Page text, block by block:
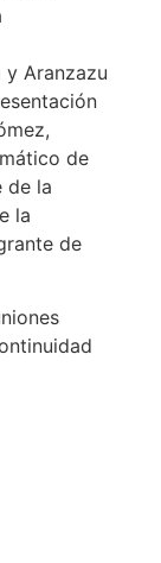
y Aranzazu
de
de la
la
de